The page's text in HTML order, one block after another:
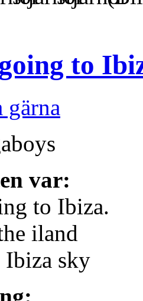
to
gärna
var:
to Ibiza.
iland
sky